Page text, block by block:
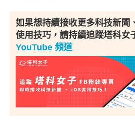
如果想持續接收更多科技新聞
使用技巧，請持續追蹤塔科女
YouTube 頻道